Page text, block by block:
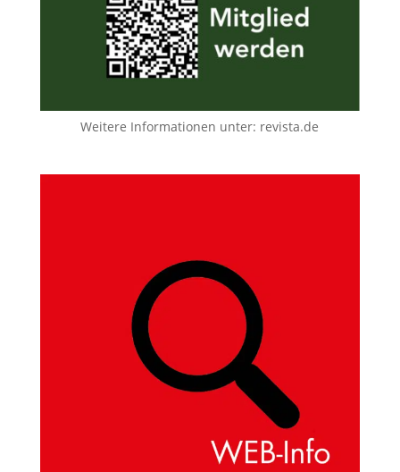
Weitere Informationen unter: revista.de